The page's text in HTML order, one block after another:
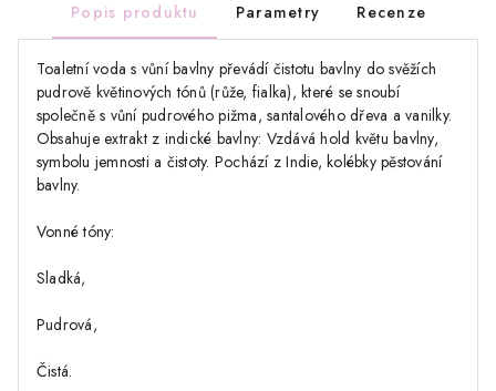
Popis produktu Parametry Recenze
Toaletní voda s vůní bavlny převádí čistotu bavlny do svěžích
pudrově květinových tónů (růže, fialka), které se snoubí
společně s vůní pudrového pižma, santalového dřeva a vanilky.
Obsahuje extrakt z indické bavlny: Vzdává hold květu bavlny,
symbolu jemnosti a čistoty. Pochází z Indie, kolébky pěstování
bavlny.
Vonné tóny:
Sladká,
Pudrová,
Čistá.